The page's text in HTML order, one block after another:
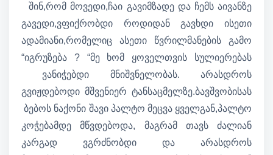
შინ,რომ მოვედი,ჩაი გავიმზადე და ჩემს აივანზე
გავედი,ვფიქრობდი როდიდან გავხდი ისეთი
ადამიანი,რომელიც ასეთი წვრილმანების გამო
“იგრუზება ? “მე ხომ ყოველთვის სულიერებას
ვანიჭებდი მნიშვნელობას. არასდროს
გვიჟდებოდი მშვენიერ ტანსაცმელზე.ბავშვობისას
ბებოს ნაქონი შავი პალტო მეცვა ყველგან,პალტო
კოჭებამდე მწვდებოდა, მაგრამ თავს ძალიან
კარგად ვგრძნობდი და არასდროს